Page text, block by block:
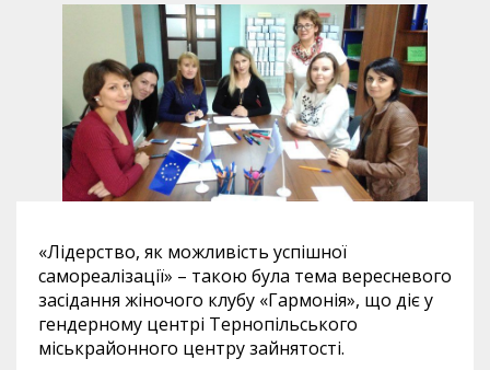
«Лідерство, як можливість успішної
самореалізації» – такою була тема вересневого
засідання жіночого клубу «Гармонія», що діє у
гендерному центрі Тернопільського
міськрайонного центру зайнятості.